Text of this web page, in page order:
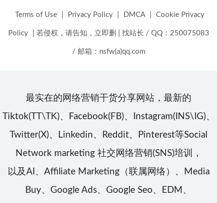
Terms of Use Privacy Policy DMCA Cookie Privacy
Policy 若侵权，请告知，立即删 找站长 / QQ：250075083
/ 邮箱：nsfw(a)qq.com
最实在的网络营销干货分享网站，最新的
Tiktok(TT\TK)、Facebook(FB)、Instagram(INS\IG)、
Twitter(X)、Linkedin、Reddit、Pinterest等Social
Network marketing 社交网络营销(SNS)培训，
以及AI、Affiliate Marketing（联属网络）、Media
Buy、Google Ads、Google Seo、EDM、